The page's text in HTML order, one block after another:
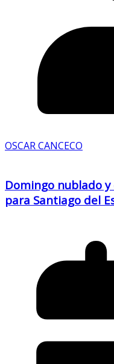
OSCAR CANCECO
Domingo nublado
para Santiago del